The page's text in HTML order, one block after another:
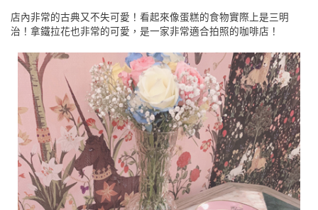
店內非常的古典又不失可愛！看起來像蛋糕的食物實際上是三明
治！拿鐵拉花也非常的可愛，是一家非常適合拍照的咖啡店！